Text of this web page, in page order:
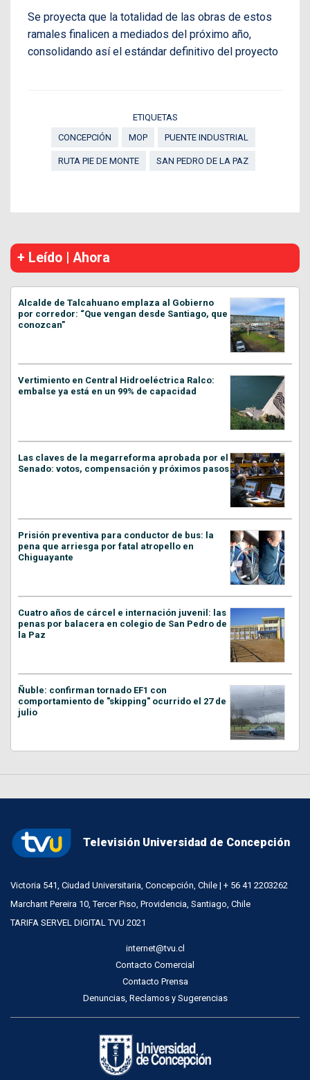
Se proyecta que la totalidad de las obras de estos
ramales finalicen a mediados del próximo año,
consolidando así el estándar definitivo del proyecto
ETIQUETAS
CONCEPCIÓN
MOP PUENTE INDUSTRIAL
RUTA PIE DE MONTE SAN PEDRO DE LA PAZ
+ Leído | Ahora
Alcalde de Talcahuano emplaza al Gobierno
por corredor: “Que vengan desde Santiago, que
conozcan”
Vertimiento en Central Hidroeléctrica Ralco:
embalse ya está en un 99% de capacidad
Las claves de la megarreforma aprobada por el
Senado: votos, compensación y próximos pasos
Prisión preventiva para conductor de bus: la
pena que arriesga por fatal atropello en
Chiguayante
Cuatro años de cárcel e internación juvenil: las
penas por balacera en colegio de San Pedro de
la Paz
Ñuble: confirman tornado EF1 con
comportamiento de "skipping" ocurrido el 27 de
julio
Televisión Universidad de Concepción
Victoria 541, Ciudad Universitaria, Concepción, Chile | + 56 41 2203262
Marchant Pereira 10, Tercer Piso, Providencia, Santiago, Chile
TARIFA SERVEL DIGITAL TVU 2021
internet@tvu.cl
Contacto Comercial
Contacto Prensa
Denuncias, Reclamos y Sugerencias